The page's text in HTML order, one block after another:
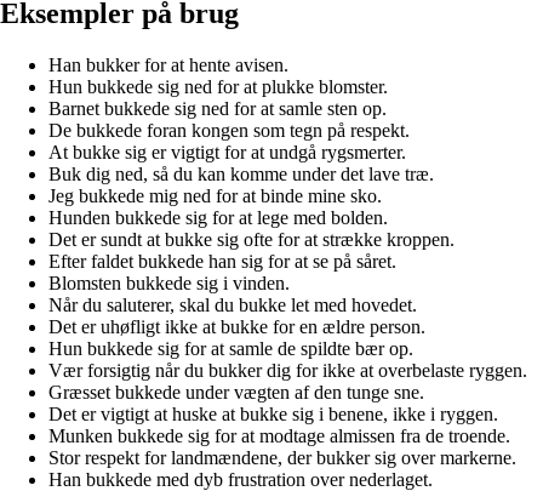
Eksempler på brug
Han bukker for at hente avisen.
Hun bukkede sig ned for at plukke blomster.
Barnet bukkede sig ned for at samle sten op.
De bukkede foran kongen som tegn på respekt.
At bukke sig er vigtigt for at undgå rygsmerter.
Buk dig ned, så du kan komme under det lave træ.
Jeg bukkede mig ned for at binde mine sko.
Hunden bukkede sig for at lege med bolden.
Det er sundt at bukke sig ofte for at strække kroppen.
Efter faldet bukkede han sig for at se på såret.
Blomsten bukkede sig i vinden.
Når du saluterer, skal du bukke let med hovedet.
Det er uhøfligt ikke at bukke for en ældre person.
Hun bukkede sig for at samle de spildte bær op.
Vær forsigtig når du bukker dig for ikke at overbelaste ryggen.
Græsset bukkede under vægten af den tunge sne.
Det er vigtigt at huske at bukke sig i benene, ikke i ryggen.
Munken bukkede sig for at modtage almissen fra de troende.
Stor respekt for landmændene, der bukker sig over markerne.
Han bukkede med dyb frustration over nederlaget.